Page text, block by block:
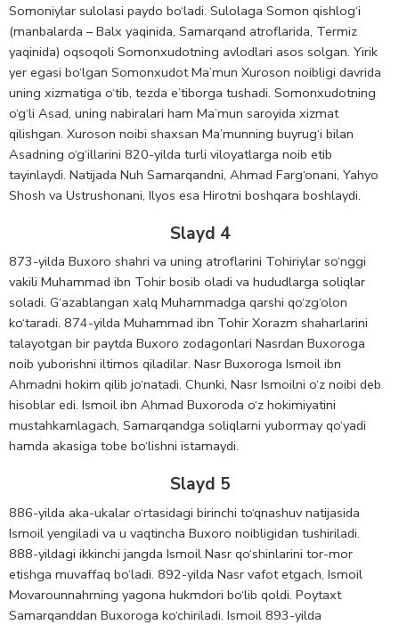
Somoniylar sulolasi paydo bo‘ladi. Sulolaga Somon qishlog‘i
(manbalarda – Balx yaqinida, Samarqand atroflarida, Termiz
yaqinida) oqsoqoli Somonxudotning avlodlari asos solgan. Yirik
yer egasi bo‘lgan Somonxudot Ma’mun Xuroson noibligi davrida
uning xizmatiga o‘tib, tezda e’tiborga tushadi. Somonxudotning
o‘g‘li Asad, uning nabiralari ham Ma’mun saroyida xizmat
qilishgan. Xuroson noibi shaxsan Ma’munning buyrug‘i bilan
Asadning o‘g‘illarini 820-yilda turli viloyatlarga noib etib
tayinlaydi. Natijada Nuh Samarqandni, Ahmad Farg‘onani, Yahyo
Shosh va Ustrushonani, Ilyos esa Hirotni boshqara boshlaydi.
Slayd 4
873-yilda Buxoro shahri va uning atroflarini Tohiriylar so‘nggi
vakili Muhammad ibn Tohir bosib oladi va hududlarga soliqlar
soladi. G‘azablangan xalq Muhammadga qarshi qo‘zg‘olon
ko‘taradi. 874-yilda Muhammad ibn Tohir Xorazm shaharlarini
talayotgan bir paytda Buxoro zodagonlari Nasrdan Buxoroga
noib yuborishni iltimos qiladilar. Nasr Buxoroga Ismoil ibn
Ahmadni hokim qilib jo‘natadi. Chunki, Nasr Ismoilni o‘z noibi deb
hisoblar edi. Ismoil ibn Ahmad Buxoroda o‘z hokimiyatini
mustahkamlagach, Samarqandga soliqlarni yubormay qo‘yadi
hamda akasiga tobe bo‘lishni istamaydi.
Slayd 5
886-yilda aka-ukalar o‘rtasidagi birinchi to‘qnashuv natijasida
Ismoil yengiladi va u vaqtincha Buxoro noibligidan tushiriladi.
888-yildagi ikkinchi jangda Ismoil Nasr qo‘shinlarini tor-mor
etishga muvaffaq bo‘ladi. 892-yilda Nasr vafot etgach, Ismoil
Movarounnahrning yagona hukmdori bo‘lib qoldi. Poytaxt
Samarqanddan Buxoroga ko‘chiriladi. Ismoil 893-yilda